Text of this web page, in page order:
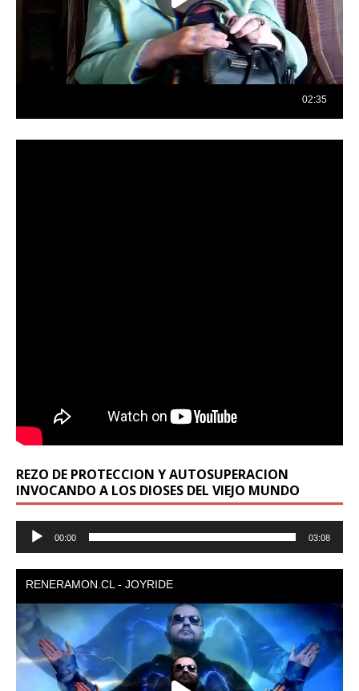
REZO DE PROTECCION Y AUTOSUPERACION
INVOCANDO A LOS DIOSES DEL VIEJO MUNDO
Reproductor
00:00 03:08